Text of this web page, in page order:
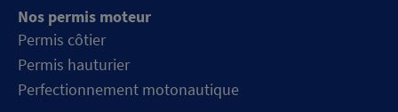
Nos permis moteur
Permis côtier
Permis hauturier
Perfectionnement motonautique